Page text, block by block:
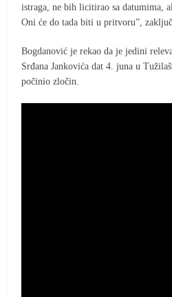
istraga, ne bih licitirao sa datumima,
Oni će do tada biti u pritvoru”,
Bogdanović je rekao da je jedini
Srđana Jankovića dat 4. juna u
počinio zločin.